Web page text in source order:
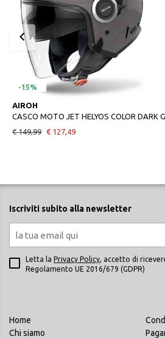
-15%
AIROH
CASCO MOTO JET HELYOS COLOR DARK
€ 149,99 € 127,49
Iscriviti subito alla newsletter
Letta la Privacy Policy, accetto di
Regolamento UE 2016/679 (GDPR)
Home
Chi siamo